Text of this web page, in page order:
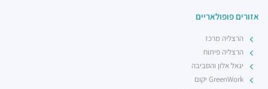
אזורים פופולאריים
הרצליה מרכז
הרצליה פיתוח
יגאל אלון והסביבה
GreenWork יקום